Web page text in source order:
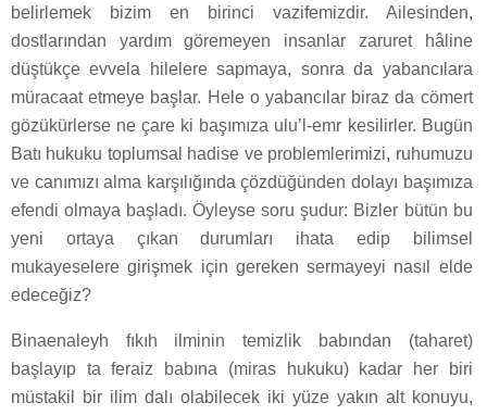
belirlemek bizim en birinci vazifemizdir. Ailesinden,
dostlarından yardım göremeyen insanlar zaruret hâline
düştükçe evvela hilelere sapmaya, sonra da yabancılara
müracaat etmeye başlar. Hele o yabancılar biraz da cömert
gözükürlerse ne çare ki başımıza ulu’l-emr kesilirler. Bugün
Batı hukuku toplumsal hadise ve problemlerimizi, ruhumuzu
ve canımızı alma karşılığında çözdüğünden dolayı başımıza
efendi olmaya başladı. Öyleyse soru şudur: Bizler bütün bu
yeni ortaya çıkan durumları ihata edip bilimsel
mukayeselere girişmek için gereken sermayeyi nasıl elde
edeceğiz?
Binaenaleyh fıkıh ilminin temizlik babından (taharet)
başlayıp ta feraiz babına (miras hukuku) kadar her biri
müstakil bir ilim dalı olabilecek iki yüze yakın alt konuyu,